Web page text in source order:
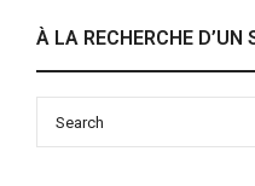
À LA RECHERCHE D’UN